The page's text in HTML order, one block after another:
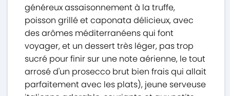
généreux assaisonnement à la truffe,
poisson grillé et caponata délicieux, avec
des arômes méditerranéens qui font
voyager, et un dessert très léger, pas trop
sucré pour finir sur une note aérienne, le tout
arrosé d'un prosecco brut bien frais qui allait
parfaitement avec les plats), jeune serveuse